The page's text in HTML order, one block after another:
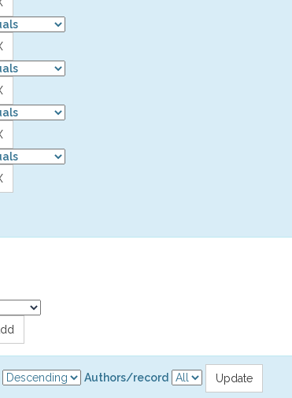
Authors/record